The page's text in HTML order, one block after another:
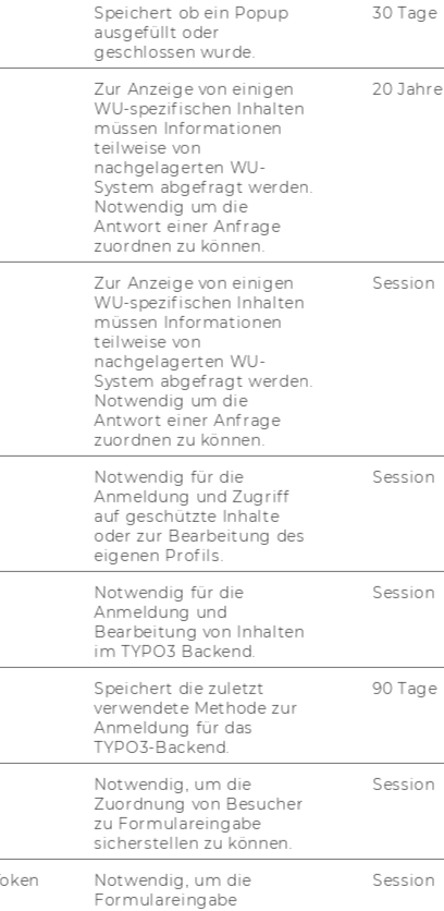
und In­ter­na­tio­na­les Steu­er­recht ist Ver­
der re­nom­mier­tes­ten na­tio­na­len
auf dem Ge­biet des Steuer-​​ und Bi­
Sie einen Über­blick über un­se­re na­tio­
und öffentlichen Recht
Internationalen Steuerrecht
Unternehmenssteuerrecht
Speichert ob ein Popup
ausgefüllt oder
geschlossen wurde.
30 Tage
Zur Anzeige von einigen
WU-spezifischen Inhalten
müssen Informationen
teilweise von
nachgelagerten WU-
System abgefragt werden.
Notwendig um die
Antwort einer Anfrage
zuordnen zu können.
20 Jahre
Zur Anzeige von einigen
WU-spezifischen Inhalten
müssen Informationen
teilweise von
nachgelagerten WU-
System abgefragt werden.
Notwendig um die
Antwort einer Anfrage
zuordnen zu können.
Session
Notwendig für die
Anmeldung und Zugriff
auf geschützte Inhalte
oder zur Bearbeitung des
eigenen Profils.
Session
Notwendig für die
Anmeldung und
Bearbeitung von Inhalten
im TYPO3 Backend.
Session
Speichert die zuletzt
verwendete Methode zur
Anmeldung für das
TYPO3-Backend.
90 Tage
Notwendig, um die
Zuordnung von Besucher
zu Formulareingabe
sicherstellen zu können.
Session
Notwendig, um die
Formulareingabe
Session